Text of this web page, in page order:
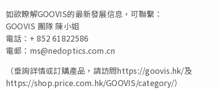
如欲瞭解GOOVIS的最新發展信息，可聯繫：
GOOVIS 團隊 陳小姐
電話：+ 852 61822586
電郵： ms@nedoptics.com.cn
（垂詢詳情或訂購產品，請訪問https://goovis.hk/及
https://shop.price.com.hk/GOOVIS/category/）